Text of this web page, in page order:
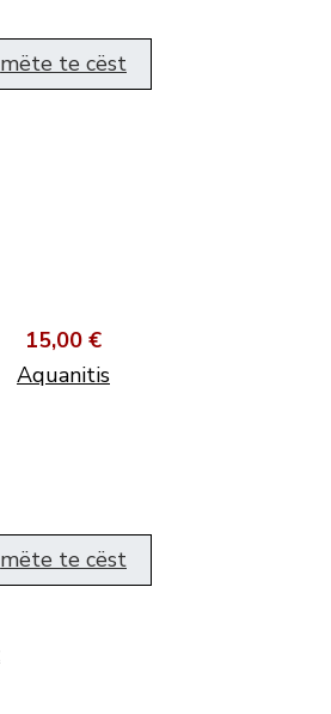
mëte te cëst
15,00 €
Aquanitis
mëte te cëst